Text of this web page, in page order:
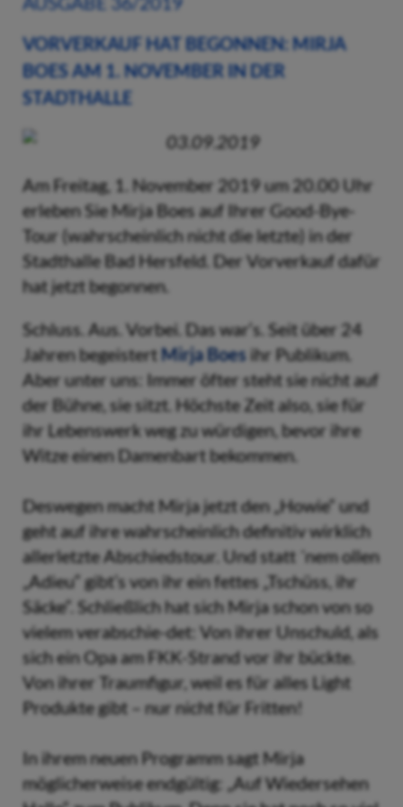
VORVERKAUF HAT BEGONNEN: MIRJA
BOES AM 1. NOVEMBER IN DER
STADTHALLE
03.09.2019
Am Freitag, 1. November 2019 um 20.00 Uhr
erleben Sie Mirja Boes auf Ihrer Good-Bye-
Tour (wahrscheinlich nicht die letzte) in der
Stadthalle Bad Hersfeld. Der Vorverkauf dafür
hat jetzt begonnen.
Schluss. Aus. Vorbei. Das war‘s. Seit über 24
Jahren begeistertMirja Boes ihr Publikum.
Aber unter uns: Immer öfter steht sie nicht auf
der Bühne, sie sitzt. Höchste Zeit also, sie für
ihr Lebenswerk weg zu würdigen, bevor ihre
Witze einen Damenbart bekommen.
Deswegen macht Mirja jetzt den „Howie“ und
geht auf ihre wahrscheinlich definitiv wirklich
allerletzte Abschiedstour. Und statt ´nem ollen
„Adieu“ gibt’s von ihr ein fettes „Tschüss, ihr
Säcke“. Schließlich hat sich Mirja schon von so
vielem verabschie-det: Von ihrer Unschuld, als
sich ein Opa am FKK-Strand vor ihr bückte.
Von ihrer Traumfigur, weil es für alles Light
Produkte gibt – nur nicht für Fritten!
In ihrem neuen Programm sagt Mirja
möglicherweise endgültig: „Auf Wiedersehen